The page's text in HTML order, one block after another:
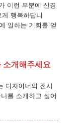
이런 부분에 신경
게 행복하답니
일하는 기회를 얻
소개해주세요
디자이너의 전시
를 소개하고 싶어